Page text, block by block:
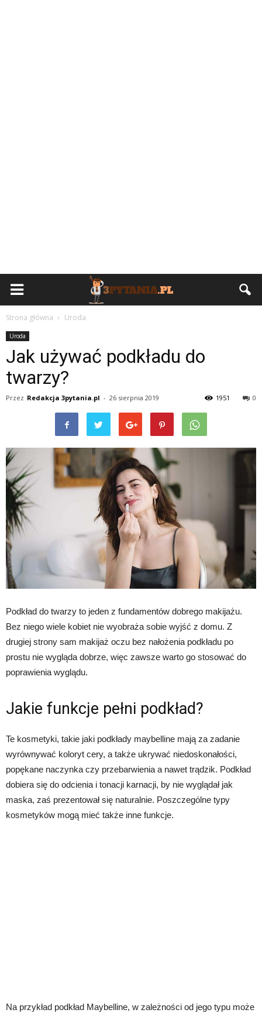
Strona główna Uroda
Uroda
Jak używać podkładu do
twarzy?
Przez Redakcja 3pytania.pl - 26 sierpnia 2019 0
1951
Podkład do twarzy to jeden z fundamentów dobrego makijażu.
Bez niego wiele kobiet nie wyobraża sobie wyjść z domu. Z
drugiej strony sam makijaż oczu bez nałożenia podkładu po
prostu nie wygląda dobrze, więc zawsze warto go stosować do
poprawienia wyglądu.
Jakie funkcje pełni podkład?
Te kosmetyki, takie jaki podkłady maybelline mają za zadanie
wyrównywać koloryt cery, a także ukrywać niedoskonałości,
popękane naczynka czy przebarwienia a nawet trądzik. Podkład
dobiera się do odcienia i tonacji karnacji, by nie wyglądał jak
maska, zaś prezentował się naturalnie. Poszczególne typy
kosmetyków mogą mieć także inne funkcje.
Na przykład podkład Maybelline, w zależności od jego typu może